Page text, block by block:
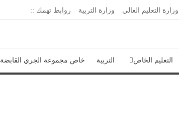
روابط تهمك :: وزارة التربية وزارة التعليم العالي
خاص مجموعة الجري القابضة التربية التعليم الخاص